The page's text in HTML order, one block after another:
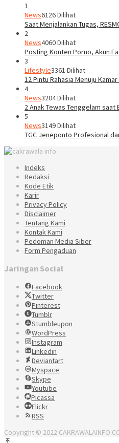
1
News6126 Dilihat
Saat Menjalankan Tugas,
2
News4060 Dilihat
Posting Konten Porno, Akun
3
Lifestyle3361 Dilihat
12 Pintu Rahasia Menuju
4
News3204 Dilihat
2 Anak Tewas Tenggelam
5
News3149 Dilihat
TGC Jeneponto Profesional
Indeks
Redaksi
Kode Etik
Karir
Privacy Policy
Disclaimer
Tentang Kami
Kontak Kami
Pedoman Media Siber
Form Pengaduan
Jaringan Social
Facebook
Twitter
Pinterest
Tumblr
Stumbleupon
WordPress
Instagram
Linkedin
Deviantart
Myspace
Skype
Youtube
Picassa
Flickr
RSS
Copyright © 2022